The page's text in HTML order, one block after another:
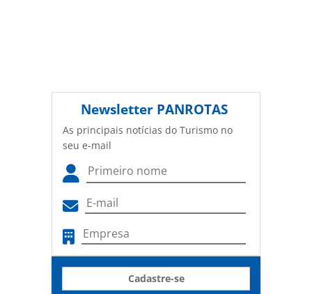
Newsletter PANROTAS
As principais notícias do Turismo no
seu e-mail
Cadastre-se